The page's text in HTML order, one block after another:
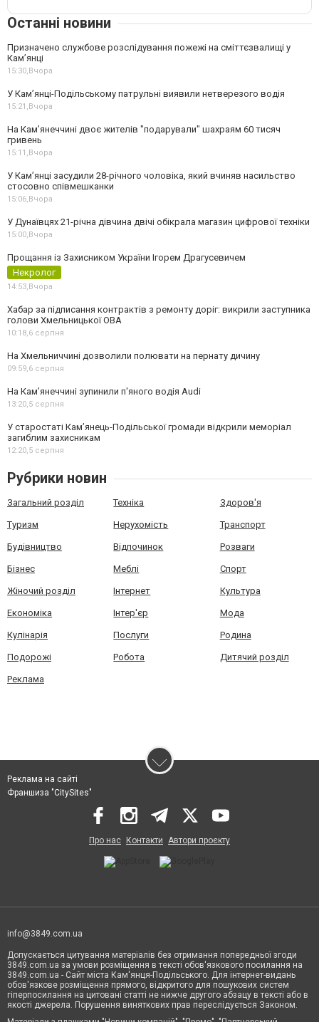
Останні новини
Призначено службове розслідування пожежі на сміттєзвалищі у
Кам’янці
15:30,Вчора
У Кам’янці-Подільському патрульні виявили нетверезого водія
15:21,Вчора
На Камʼянеччині двоє жителів "подарували" шахраям 60 тисяч
гривень
15:11,Вчора
У Камʼянці засудили 28-річного чоловіка, який вчиняв насильство
стосовно співмешканки
15:06,Вчора
У Дунаївцях 21-річна дівчина двічі обікрала магазин цифрової техніки
15:00,Вчора
Прощання із Захисником України Ігорем Драгусевичем
Некролог
14:53,Вчора
Хабар за підписання контрактів з ремонту доріг: викрили заступника
голови Хмельницької ОВА
10:18,6 серпня
На Хмельниччині дозволили полювати на пернату дичину
09:59,6 серпня
На Камʼянеччині зупинили п'яного водія Audi
13:20,5 серпня
У старостаті Кам’янець-Подільської громади відкрили меморіал
загиблим захисникам
12:20,5 серпня
Рубрики новин
Загальний розділ Техніка Здоров'я
Туризм Нерухомість Транспорт
Будівництво Відпочинок Розваги
Бізнес Меблі Спорт
Жіночий розділ Інтернет Культура
Економіка Інтер'єр Мода
Кулінарія Послуги Родина
Подорожі Робота Дитячий розділ
Реклама
Реклама на сайті
Франшиза "CitySites"
Про нас Контакти Автори проєкту
info@3849.com.ua
Допускається цитування матеріалів без отримання попередньої згоди
3849.com.ua за умови розміщення в тексті обов'язкового посилання на
3849.com.ua - Сайт міста Кам'янця-Подільського. Для інтернет-видань
обов'язкове розміщення прямого, відкритого для пошукових систем
гіперпосилання на цитовані статті не нижче другого абзацу в тексті або в
якості джерела. Порушення виняткових прав переслідується Законом.